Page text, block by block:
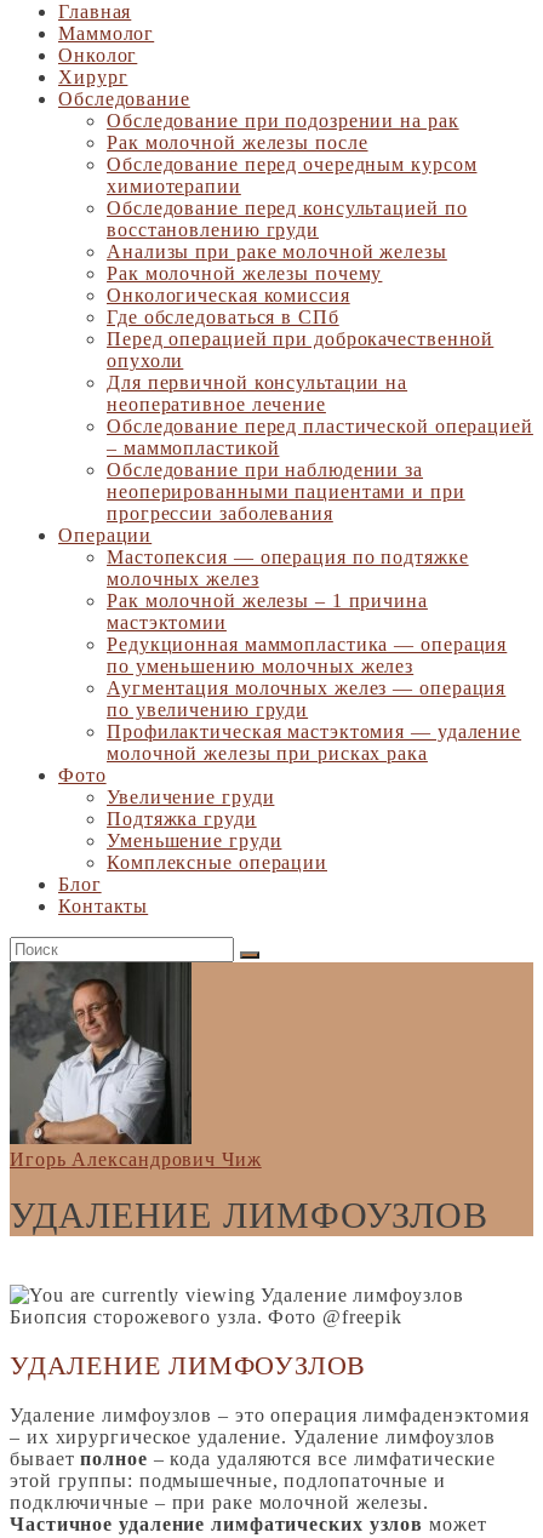
Главная
Маммолог
Онколог
Хирург
Обследование
Обследование при подозрении на рак
Рак молочной железы после
Обследование перед очередным курсом
химиотерапии
Обследование перед консультацией по
восстановлению груди
Анализы при раке молочной железы
Рак молочной железы почему
Онкологическая комиссия
Где обследоваться в СПб
Перед операцией при доброкачественной
опухоли
Для первичной консультации на
неоперативное лечение
Обследование перед пластической операцией
– маммопластикой
Обследование при наблюдении за
неоперированными пациентами и при
прогрессии заболевания
Операции
Мастопексия — операция по подтяжке
молочных желез
Рак молочной железы – 1 причина
мастэктомии
Редукционная маммопластика — операция
по уменьшению молочных желез
Аугментация молочных желез — операция
по увеличению груди
Профилактическая мастэктомия — удаление
молочной железы при рисках рака
Фото
Увеличение груди
Подтяжка груди
Уменьшение груди
Комплексные операции
Блог
Контакты
Игорь Александрович Чиж
УДАЛЕНИЕ ЛИМФОУЗЛОВ
Биопсия сторожевого узла. Фото @freepik
УДАЛЕНИЕ ЛИМФОУЗЛОВ
Удаление лимфоузлов – это операция лимфаденэктомия
– их хирургическое удаление. Удаление лимфоузлов
бываетполное – кода удаляются все лимфатические
этой группы: подмышечные, подлопаточные и
подключичные – при раке молочной железы.
Частичное удаление лимфатических узлов может